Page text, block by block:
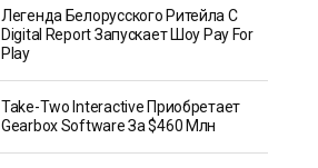
Легенда Белорусского Ритейла C
Digital Report Запускает Шоу Pay For
Play
Take-Two Interactive Приобретает
Gearbox Software За $460 Млн